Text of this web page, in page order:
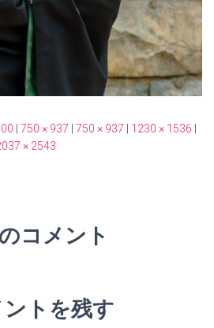
750 × 937 750 × 937 1230 × 1536
× 2543
コメント
ントを残す